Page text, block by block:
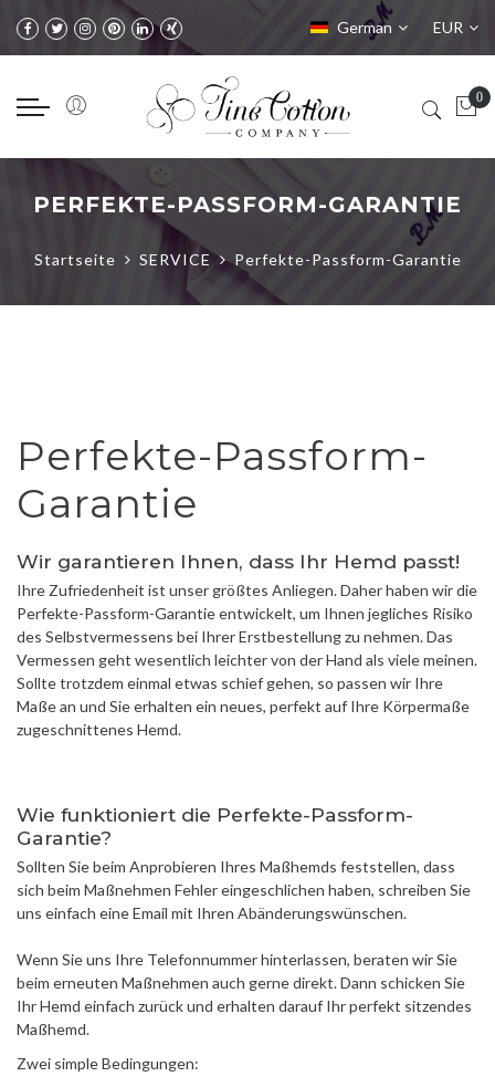
German
EUR
PERFEKTE-PASSFORM-GARANTIE
Startseite SERVICE Perfekte-Passform-Garantie
Perfekte-Passform-
Garantie
Wir garantieren Ihnen, dass Ihr Hemd passt!
Ihre Zufriedenheit ist unser größtes Anliegen. Daher haben wir die
Perfekte-Passform-Garantie entwickelt, um Ihnen jegliches Risiko
des Selbstvermessens bei Ihrer Erstbestellung zu nehmen. Das
Vermessen geht wesentlich leichter von der Hand als viele meinen.
Sollte trotzdem einmal etwas schief gehen, so passen wir Ihre
Maße an und Sie erhalten ein neues, perfekt auf Ihre Körpermaße
zugeschnittenes Hemd.
Wie funktioniert die Perfekte-Passform-
Garantie?
Sollten Sie beim Anprobieren Ihres Maßhemds feststellen, dass
sich beim Maßnehmen Fehler eingeschlichen haben, schreiben Sie
uns einfach eine Email mit Ihren Abänderungswünschen.
Wenn Sie uns Ihre Telefonnummer hinterlassen, beraten wir Sie
beim erneuten Maßnehmen auch gerne direkt. Dann schicken Sie
Ihr Hemd einfach zurück und erhalten darauf Ihr perfekt sitzendes
Maßhemd.
Zwei simple Bedingungen: